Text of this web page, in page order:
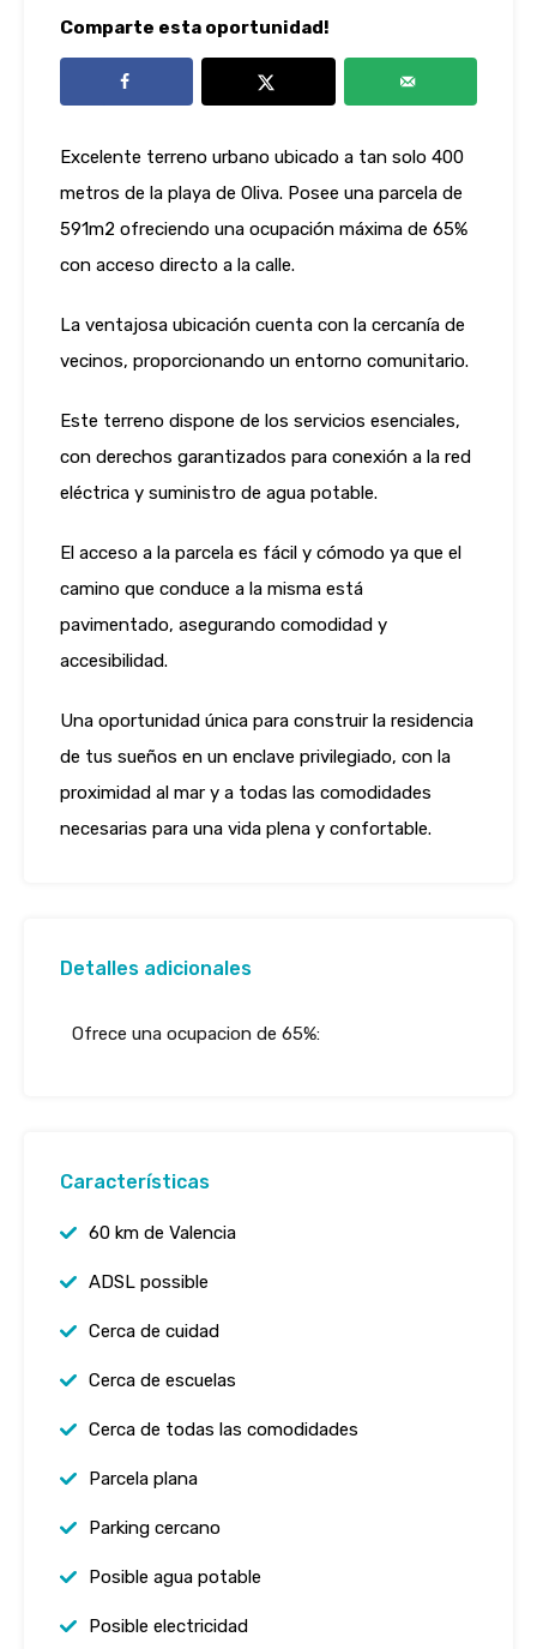
Comparte esta oportunidad!
Excelente terreno urbano ubicado a tan solo 400
metros de la playa de Oliva. Posee una parcela de
591m2 ofreciendo una ocupación máxima de 65%
con acceso directo a la calle.
La ventajosa ubicación cuenta con la cercanía de
vecinos, proporcionando un entorno comunitario.
Este terreno dispone de los servicios esenciales,
con derechos garantizados para conexión a la red
eléctrica y suministro de agua potable.
El acceso a la parcela es fácil y cómodo ya que el
camino que conduce a la misma está
pavimentado, asegurando comodidad y
accesibilidad.
Una oportunidad única para construir la residencia
de tus sueños en un enclave privilegiado, con la
proximidad al mar y a todas las comodidades
necesarias para una vida plena y confortable.
Detalles adicionales
Ofrece una ocupacion de 65%:
Características
60 km de Valencia
ADSL possible
Cerca de cuidad
Cerca de escuelas
Cerca de todas las comodidades
Parcela plana
Parking cercano
Posible agua potable
Posible electricidad